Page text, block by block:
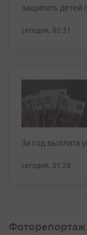
защитить детей
сегодня, 02:31
За год выплата
сегодня, 01:28
Фоторепортаж